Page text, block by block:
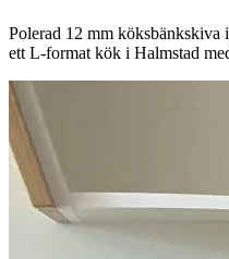
Polerad 12 mm köksbänkskiva
ett L-format kök i Halmstad